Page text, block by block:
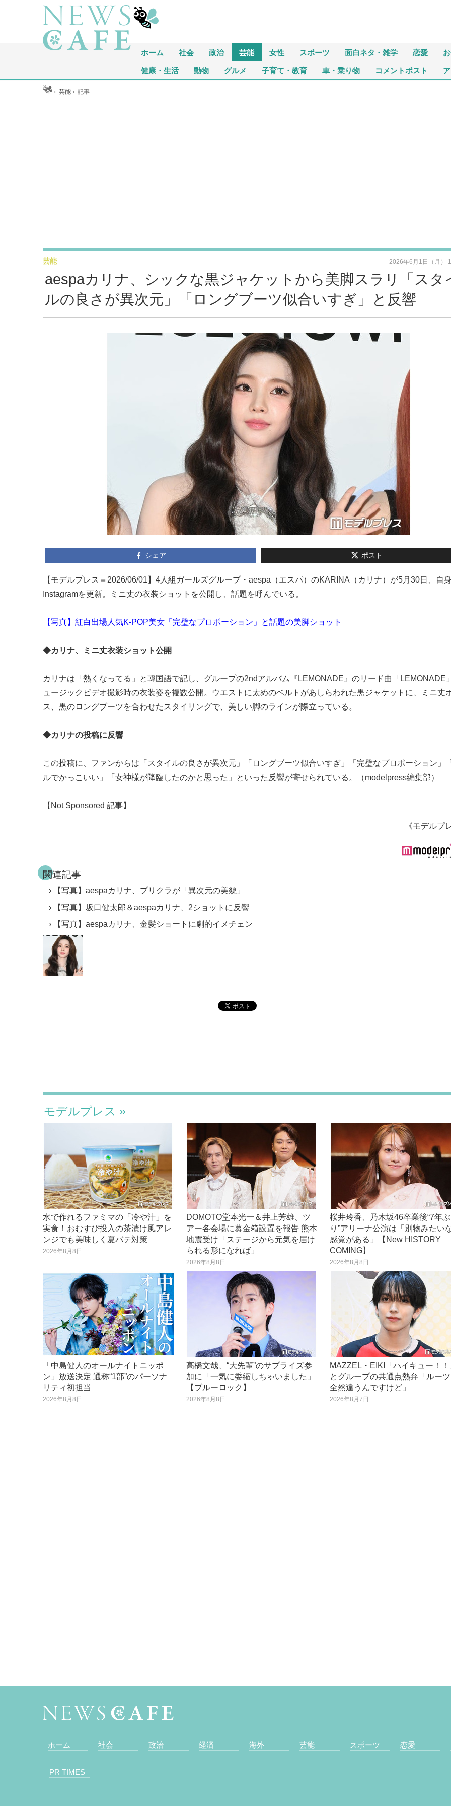
ホーム 社会 政治 芸能 女性 スポーツ 面白ネタ・雑学 恋愛
健康・生活 動物 グルメ 子育て・教育 車・乗り物 コメントポスト
ホーム ›芸能 ›記事
aespaカリナ、シックな黒ジャケットから美脚スラリ「スタ
ルの良さが異次元」「ロングブーツ似合いすぎ」と反響
芸能 2026年6月1日（月）
シェア ポスト
【モデルプレス＝2026/06/01】4人組ガールズグループ・aespa（エスパ）のKARINA（カリナ）が5月30日、自
Instagramを更新。ミニ丈の衣装ショットを公開し、話題を呼んでいる。
【写真】紅白出場人気K-POP美女「完璧なプロポーション」と話題の美脚ショット
◆カリナ、ミニ丈衣装ショット公開
カリナは「熱くなってる」と韓国語で記し、グループの2ndアルバム『LEMONADE』のリード曲「LEMONADE
ュージックビデオ撮影時の衣装姿を複数公開。ウエストに太めのベルトがあしらわれた黒ジャケットに、ミニ丈
ス、黒のロングブーツを合わせたスタイリングで、美しい脚のラインが際立っている。
◆カリナの投稿に反響
この投稿に、ファンからは「スタイルの良さが異次元」「ロングブーツ似合いすぎ」「完璧なプロポーション」
ルでかっこいい」「女神様が降臨したのかと思った」といった反響が寄せられている。（modelpress編集部）
【Not Sponsored 記事】
《モデルプ
関連記事
【写真】aespaカリナ、プリクラが「異次元の美貌」
【写真】坂口健太郎＆aespaカリナ、2ショットに反響
【写真】aespaカリナ、金髪ショートに劇的イメチェン
モデルプレス
水で作れるファミマの「冷や汁」を
実食！おむすび投入の茶漬け風アレ
ンジでも美味しく夏バテ対策
2026年8月8日
DOMOTO堂本光一＆井上芳雄、ツ
アー各会場に募金箱設置を報告 熊本
地震受け「ステージから元気を届け
られる形になれば」
2026年8月8日
桜井玲香、乃木坂46卒業後“7年ぶ
り”アリーナ公演は「別物みたい
感覚がある」【New HISTORY
COMING】
2026年8月8日
「中島健人のオールナイトニッポ
ン」放送決定 通称“1部”のパーソナ
リティ初担当
2026年8月8日
高橋文哉、“大先輩”のサプライズ参
加に「一気に委縮しちゃいました」
【ブルーロック】
2026年8月8日
MAZZEL・EIKI「ハイキュー！
とグループの共通点熱弁「ルー
全然違うんですけど」
2026年8月7日
ホーム 社会 政治 経済 海外 芸能 スポーツ 恋愛
PR TIMES